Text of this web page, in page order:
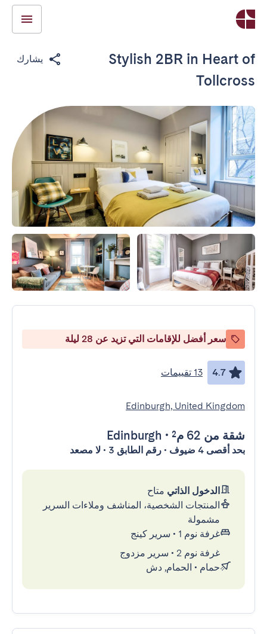
Stylish 2BR in Heart of
Tollcross
يشارك
سعر أفضل للإقامات التي تزيد عن 28 ليلة
4.7 13 تقييمات
Edinburgh, United Kingdom
شقة من 62 م² •
Edinburgh
بحد أقصى 4 ضيوف • رقم الطابق 3 • لا مصعد
الدخول الذاتي متاح
المنتجات الشخصية، المناشف وملاءات السرير
مشمولة
غرفة نوم 1
• سرير كينج
غرفة نوم 2
• سرير مزدوج
حمام • الحمام, دش